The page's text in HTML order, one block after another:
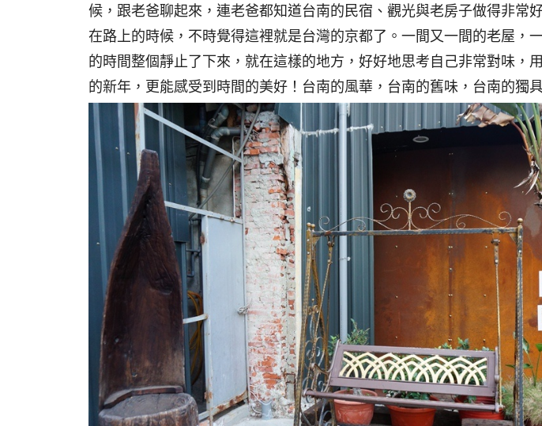
候，跟老爸聊起來，連老爸都知道台南的民宿、觀光與老房子做得非常
在路上的時候，不時覺得這裡就是台灣的京都了。一間又一間的老屋，
的時間整個靜止了下來，就在這樣的地方，好好地思考自己非常對味，
的新年，更能感受到時間的美好！台南的風華，台南的舊味，台南的獨